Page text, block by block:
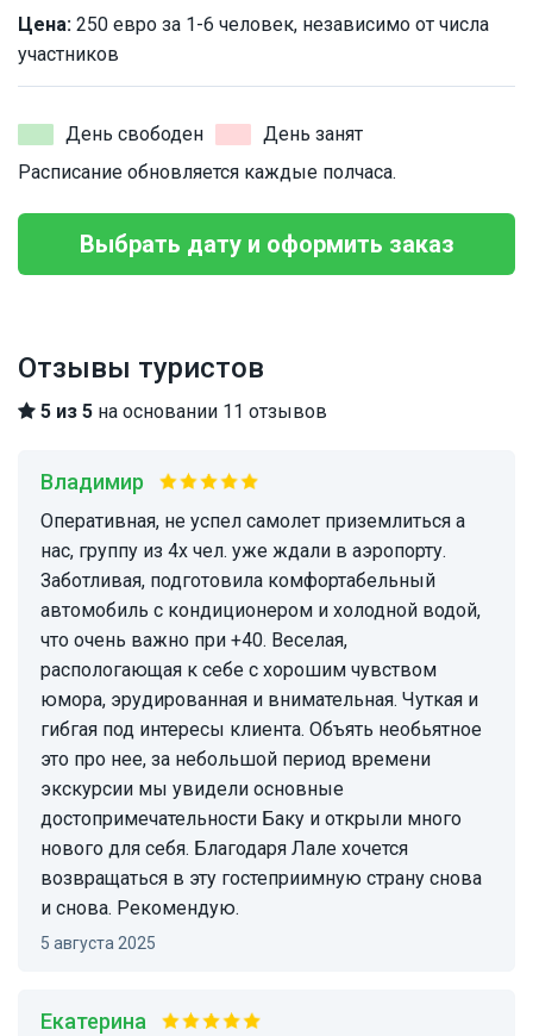
Цена: 250 евро за 1-6 человек, независимо от числа
участников
День свободен
День занят
Расписание обновляется каждые полчаса.
Выбрать дату и оформить заказ
Отзывы туристов
5 из 5 на основании 11 отзывов
Владимир
Оперативная, не успел самолет приземлиться а
нас, группу из 4х чел. уже ждали в аэропорту.
Заботливая, подготовила комфортабельный
автомобиль с кондиционером и холодной водой,
что очень важно при +40. Веселая,
распологающая к себе с хорошим чувством
юмора, эрудированная и внимательная. Чуткая и
гибгая под интересы клиента. Объять необьятное
это про нее, за небольшой период времени
экскурсии мы увидели основные
достопримечательности Баку и открыли много
нового для себя. Благодаря Лале хочется
возвращаться в эту гостеприимную страну снова
и снова. Рекомендую.
5 августа 2025
Екатерина